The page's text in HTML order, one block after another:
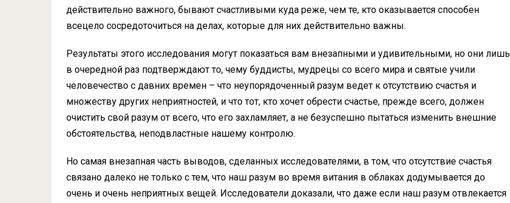
действительно важного, бывают счастливыми куда реже, чем те, кто оказывается способен
всецело сосредоточиться на делах, которые для них действительно важны.
Результаты этого исследования могут показаться вам внезапными и удивительными, но они лишь
в очередной раз подтверждают то, чему буддисты, мудрецы со всего мира и святые учили
человечество с давних времен – что неупорядоченный разум ведет к отсутствию счастья и
множеству других неприятностей, и что тот, кто хочет обрести счастье, прежде всего, должен
очистить свой разум от всего, что его захламляет, а не безуспешно пытаться изменить внешние
обстоятельства, неподвластные нашему контролю.
Но самая внезапная часть выводов, сделанных исследователями, в том, что отсутствие счастья
связано далеко не только с тем, что наш разум во время витания в облаках додумывается до
очень и очень неприятных вещей. Исследователи доказали, что даже если наш разум отвлекается